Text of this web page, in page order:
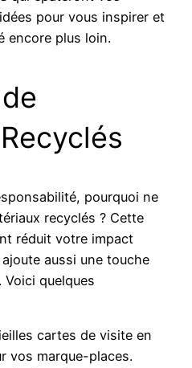
pour vous inspirer et
encore plus loin.
pourquoi ne
recyclés ? Cette
réduit votre impact
aussi une touche
quelques
cartes de visite en
vos marque-places.